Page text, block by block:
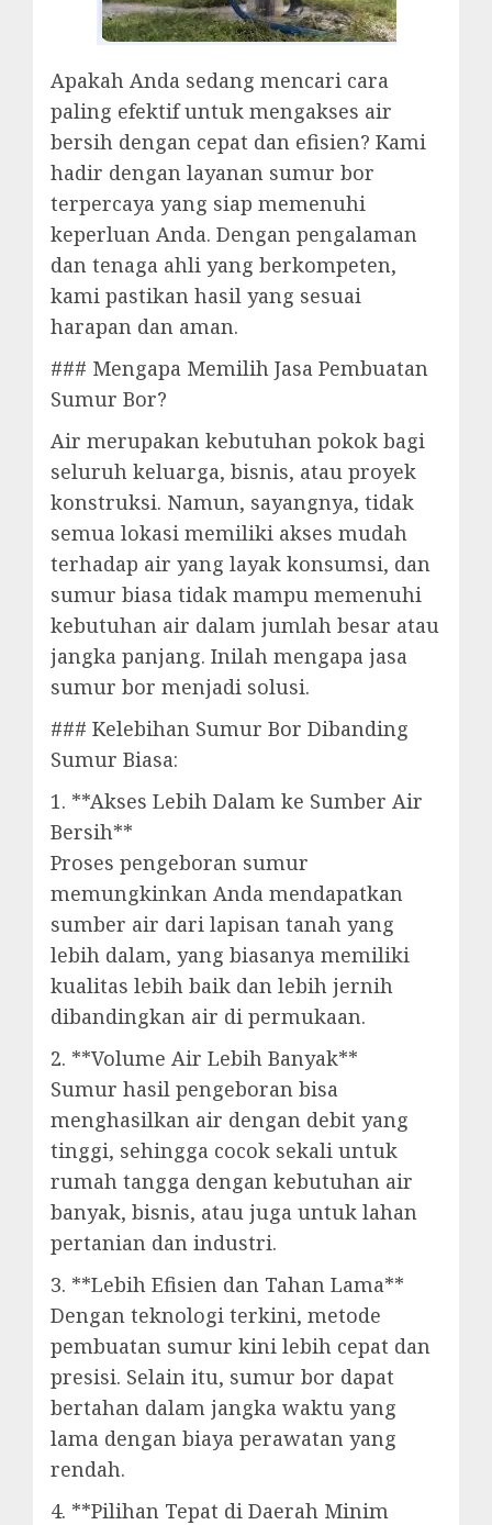
Apakah Anda sedang mencari cara
paling efektif untuk mengakses air
bersih dengan cepat dan efisien? Kami
hadir dengan layanan sumur bor
terpercaya yang siap memenuhi
keperluan Anda. Dengan pengalaman
dan tenaga ahli yang berkompeten,
kami pastikan hasil yang sesuai
harapan dan aman.
### Mengapa Memilih Jasa Pembuatan
Sumur Bor?
Air merupakan kebutuhan pokok bagi
seluruh keluarga, bisnis, atau proyek
konstruksi. Namun, sayangnya, tidak
semua lokasi memiliki akses mudah
terhadap air yang layak konsumsi, dan
sumur biasa tidak mampu memenuhi
kebutuhan air dalam jumlah besar atau
jangka panjang. Inilah mengapa jasa
sumur bor menjadi solusi.
### Kelebihan Sumur Bor Dibanding
Sumur Biasa:
1. **Akses Lebih Dalam ke Sumber Air
Bersih**
Proses pengeboran sumur
memungkinkan Anda mendapatkan
sumber air dari lapisan tanah yang
lebih dalam, yang biasanya memiliki
kualitas lebih baik dan lebih jernih
dibandingkan air di permukaan.
2. **Volume Air Lebih Banyak**
Sumur hasil pengeboran bisa
menghasilkan air dengan debit yang
tinggi, sehingga cocok sekali untuk
rumah tangga dengan kebutuhan air
banyak, bisnis, atau juga untuk lahan
pertanian dan industri.
3. **Lebih Efisien dan Tahan Lama**
Dengan teknologi terkini, metode
pembuatan sumur kini lebih cepat dan
presisi. Selain itu, sumur bor dapat
bertahan dalam jangka waktu yang
lama dengan biaya perawatan yang
rendah.
4. **Pilihan Tepat di Daerah Minim